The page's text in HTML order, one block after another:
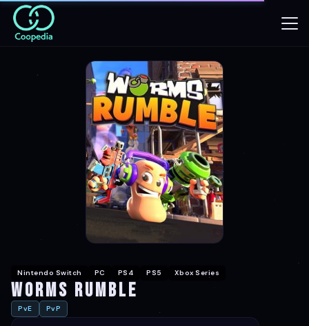
Nintendo Switch PC PS4 PS5 Xbox Series
Worms Rumble
PvE PvP